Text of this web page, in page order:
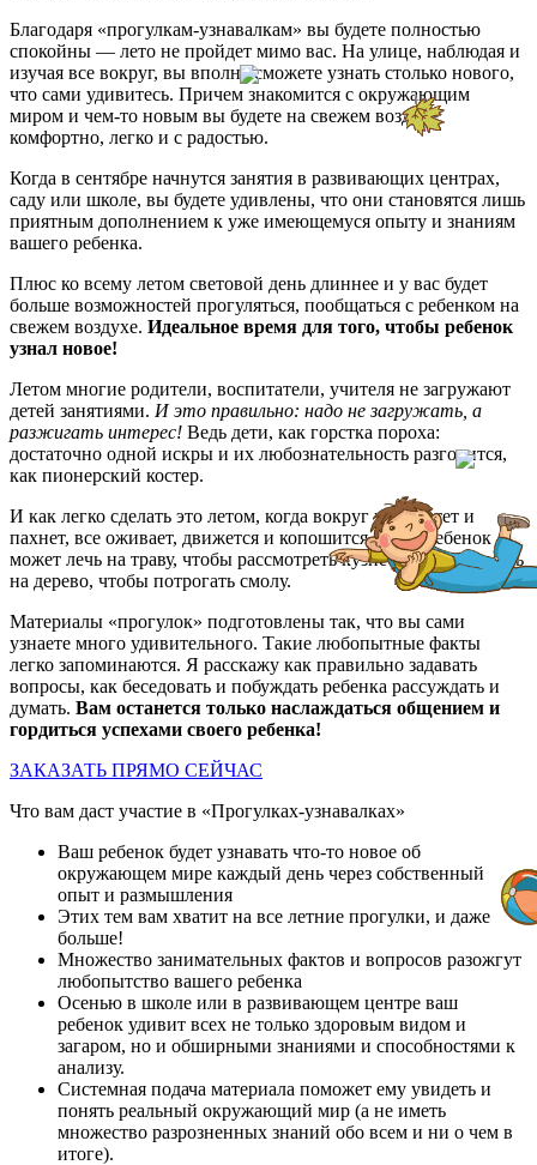
Благодаря «прогулкам-узнавалкам» вы будете полностью
спокойны — лето не пройдет мимо вас. На улице, наблюдая и
изучая все вокруг, вы вполне сможете узнать столько нового,
что сами удивитесь. Причем знакомится с окружающим
миром и чем-то новым вы будете на свежем воздухе,
комфортно, легко и с радостью.
Когда в сентябре начнутся занятия в развивающих центрах,
саду или школе, вы будете удивлены, что они становятся лишь
приятным дополнением к уже имеющемуся опыту и знаниям
вашего ребенка.
Плюс ко всему летом световой день длиннее и у вас будет
больше возможностей прогуляться, пообщаться с ребенком на
свежем воздухе. Идеальное время для того, чтобы ребенок
узнал новое!
Летом многие родители, воспитатели, учителя не загружают
детей занятиями. И это правильно: надо не загружать, а
разжигать интерес! Ведь дети, как горстка пороха:
достаточно одной искры и их любознательность разгорится,
как пионерский костер.
И как легко сделать это летом, когда вокруг все цветет и
пахнет, все оживает, движется и копошится, когда ребенок
может лечь на траву, чтобы рассмотреть кузнечика или залезть
на дерево, чтобы потрогать смолу.
Материалы «прогулок» подготовлены так, что вы сами
узнаете много удивительного. Такие любопытные факты
легко запоминаются. Я расскажу как правильно задавать
вопросы, как беседовать и побуждать ребенка рассуждать и
думать. Вам останется только наслаждаться общением и
гордиться успехами своего ребенка!
ЗАКАЗАТЬ ПРЯМО СЕЙЧАС
Что вам даст участие в «Прогулках-узнавалках»
Ваш ребенок будет узнавать что-то новое об
окружающем мире каждый день через собственный
опыт и размышления
Этих тем вам хватит на все летние прогулки, и даже
больше!
Множество занимательных фактов и вопросов разожгут
любопытство вашего ребенка
Осенью в школе или в развивающем центре ваш
ребенок удивит всех не только здоровым видом и
загаром, но и обширными знаниями и способностями к
анализу.
Системная подача материала поможет ему увидеть и
понять реальный окружающий мир (а не иметь
множество разрозненных знаний обо всем и ни о чем в
итоге).